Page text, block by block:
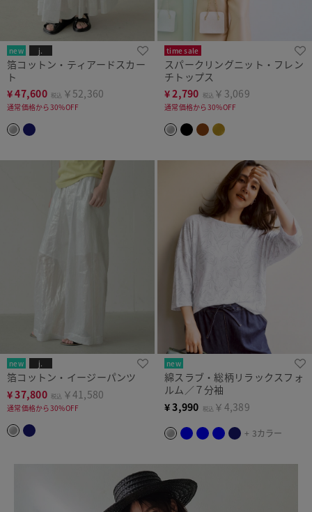
new j.
箔コットン・ティアードスカー
ト
¥47,600 税込 ￥52,360
通常価格から30%OFF
time sale
スパークリングニット・フレン
チトップス
¥2,790 税込 ￥3,069
通常価格から30%OFF
new j.
箔コットン・イージーパンツ
¥37,800 税込 ￥41,580
通常価格から30%OFF
new
綿スラブ・総柄リラックスフォ
ルム／７分袖
¥3,990 税込 ￥4,389
+ 3カラー